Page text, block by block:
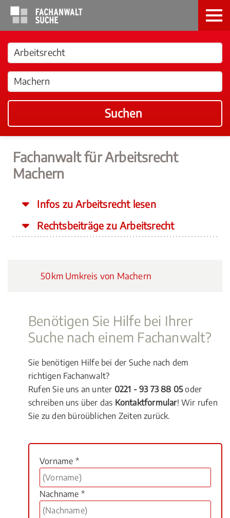
Suchen
Fachanwalt für Arbeitsrecht
Machern
Infos zu Arbeitsrecht lesen
Rechtsbeiträge zu Arbeitsrecht
50km Umkreis von Machern
Benötigen Sie Hilfe bei Ihrer
Suche nach einem Fachanwalt?
Sie benötigen Hilfe bei der Suche nach dem
richtigen Fachanwalt?
Rufen Sie uns an unter 0221 - 93 73 88 05oder
schreiben uns über das Kontaktformular! Wir rufen
Sie zu den büroüblichen Zeiten zurück.
Vorname *
Nachname *